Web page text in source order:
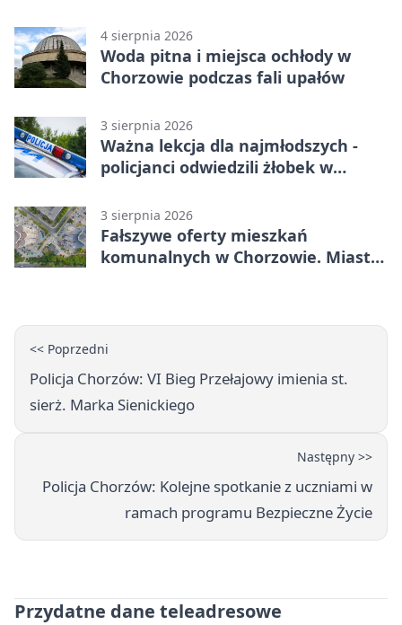
4 sierpnia 2026
Woda pitna i miejsca ochłody w
Chorzowie podczas fali upałów
3 sierpnia 2026
Ważna lekcja dla najmłodszych -
policjanci odwiedzili żłobek w
3 sierpnia 2026
Fałszywe oferty mieszkań
komunalnych w Chorzowie. Miasto
<< Poprzedni
Policja Chorzów: VI Bieg Przełajowy imienia st.
sierż. Marka Sienickiego
Następny >>
Policja Chorzów: Kolejne spotkanie z uczniami w
ramach programu Bezpieczne Życie
Przydatne dane teleadresowe